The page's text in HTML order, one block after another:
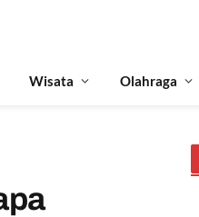
Wisata Olahraga